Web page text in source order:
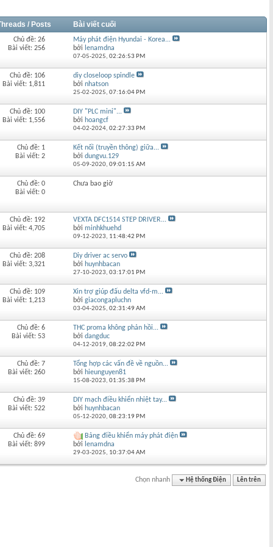
/ Posts Bài viết cuối
Chủ đề: 26
Bài viết: 256
Máy phát điện Hyundai - Korea...
bởi lenamdna
07-05-2025,02:26:53 PM
Chủ đề: 106
Bài viết: 1,811
diy closeloop spindle
bởinhatson
25-02-2025,07:16:04 PM
Chủ đề: 100
Bài viết: 1,556
DIY "PLC mini"...
bởi hoangcf
04-02-2024,02:27:33 PM
Chủ đề: 1
Bài viết: 2
Kết nối (truyền thông) giữa...
bởidungvu.129
05-09-2020,09:01:15 AM
Chủ đề: 0
Bài viết: 0
Chưa bao giờ
Chủ đề: 192
Bài viết: 4,705
VEXTA DFC1514 STEP DRIVER...
bởiminhkhuehd
09-12-2023, 11:48:42 PM
Chủ đề: 208
Bài viết: 3,321
Diy driver ac servo
bởi huynhbacan
27-10-2023,03:17:01 PM
Chủ đề: 109
Bài viết: 1,213
Xin trợ giúp đấu delta vfd-m...
bởigiacongapluchn
03-04-2025,02:31:49 AM
Chủ đề: 6
Bài viết: 53
THC proma không phản hồi...
bởidangduc
04-12-2019,08:22:02 PM
Chủ đề: 7
Bài viết: 260
Tổng hợp các vấn đề về nguồn...
bởi hieunguyen81
15-08-2023,01:35:38 PM
Chủ đề: 39
Bài viết: 522
DIY mạch điều khiển nhiệt tay...
bởi huynhbacan
05-12-2020,08:23:19 PM
Chủ đề: 69
Bài viết: 899
Bảng điều khiển máy phát điện
bởi lenamdna
29-03-2025, 10:37:04 AM
Chọn nhanh Hệ thống Điện Lên trên